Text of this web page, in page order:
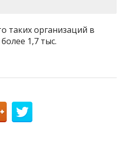
таких организаций в
1,7 тыс.